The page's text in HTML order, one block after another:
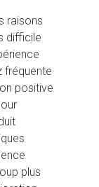
raisons
difficile
fréquente
positive
plus